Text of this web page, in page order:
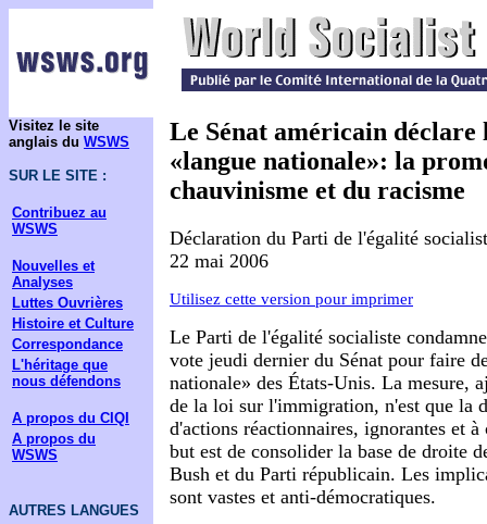
Visitez le site
anglais du WSWS
SUR LE SITE :
Contribuez au
WSWS
Nouvelles et
Analyses
Luttes Ouvrières
Histoire et Culture
Correspondance
L'héritage que
nous défendons
A propos du CIQI
A propos du
WSWS
AUTRES LANGUES
Le Sénat américain déclare
«langue nationale»: la
chauvinisme et du racisme
Déclaration du Parti de l'égalité
22 mai 2006
Utilisez cette version pour imprimer
Le Parti de l'égalité socialiste
vote jeudi dernier du Sénat pour faire
nationale» des États-Unis. La mesure,
de la loi sur l'immigration, n'est que la
d'actions réactionnaires, ignorantes et
but est de consolider la base de droite
Bush et du Parti républicain. Les
sont vastes et anti-démocratiques.